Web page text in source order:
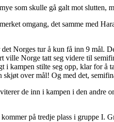
som skulle gå galt mot
omgang, det samme med
Norges tur å kun få inn 9 mål.
ville Norge tatt seg videre til
kampen stilte seg opp, klar for
over mål! Og med det,
de inn i kampen i den
på tredje plass i gruppe I.